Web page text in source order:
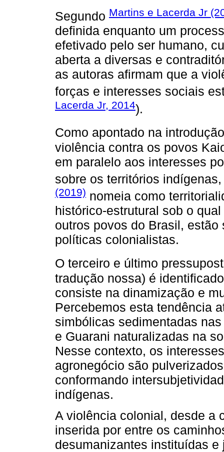
Segundo Martins e Lacerda Jr
definida enquanto um
efetivado pelo ser humano,
aberta a diversas e
as autoras afirmam que a
forças e interesses sociais
Lacerda Jr, 2014).
Como apontado na
violência contra os povos
em paralelo aos interesses
sobre os territórios
(2019) nomeia como
histórico-estrutural sob o
outros povos do Brasil,
políticas colonialistas.
O terceiro e último
tradução nossa) é
consiste na dinamização e
Percebemos esta tendência
simbólicas sedimentadas
e Guarani naturalizadas na
Nesse contexto, os
agronegócio são
conformando
indígenas.
A violência colonial, desde a
inserida por entre os
desumanizantes instituídas